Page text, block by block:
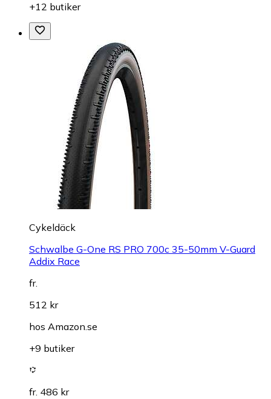
+12 butiker
Cykeldäck
Schwalbe G-One RS PRO 700c 35-50mm V-Guard
Addix Race
fr.
512 kr
hos Amazon.se
+9 butiker
fr. 486 kr